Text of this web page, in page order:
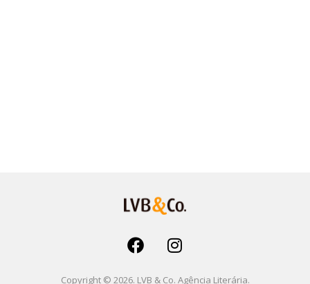
Copyright © 2026. LVB & Co. Agência Literária.